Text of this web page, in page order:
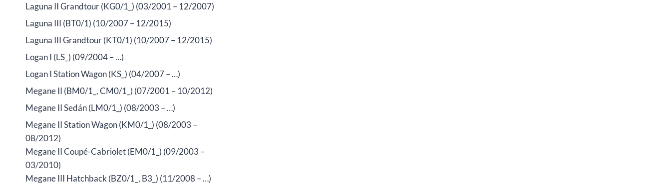
Laguna II Grandtour (KG0/1_) (03/2001 – 12/2007)
Laguna III (BT0/1) (10/2007 – 12/2015)
Laguna III Grandtour (KT0/1) (10/2007 – 12/2015)
Logan I (LS_) (09/2004 – …)
Logan I Station Wagon (KS_) (04/2007 – …)
Megane II (BM0/1_, CM0/1_) (07/2001 – 10/2012)
Megane II Sedán (LM0/1_) (08/2003 – …)
Megane II Station Wagon (KM0/1_) (08/2003 –
08/2012)
Megane II Coupé-Cabriolet (EM0/1_) (09/2003 –
03/2010)
Megane III Hatchback (BZ0/1_, B3_) (11/2008 – …)